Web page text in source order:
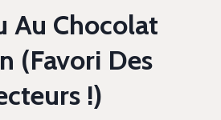
Au Chocolat
(Favori Des
!)